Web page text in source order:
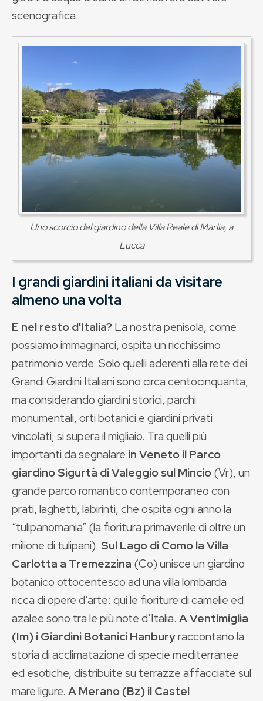
scenografica.
Uno scorcio del giardino della Villa Reale di Marlia, a
Lucca
I grandi giardini italiani da visitare
almeno una volta
E nel resto d'Italia?La nostra penisola, come
possiamo immaginarci, ospita un ricchissimo
patrimonio verde. Solo quelli aderenti alla rete dei
Grandi Giardini Italiani sono circa centocinquanta,
ma considerando giardini storici, parchi
monumentali, orti botanici e giardini privati
vincolati, si supera il migliaio. Tra quelli più
importanti da segnalare in Veneto il Parco
giardino Sigurtà di Valeggio sul Mincio(Vr), un
grande parco romantico contemporaneo con
prati, laghetti, labirinti, che ospita ogni anno la
“tulipanomania” (la fioritura primaverile di oltre un
milione di tulipani). Sul Lago di Como la Villa
Carlotta a Tremezzina (Co) unisce un giardino
botanico ottocentesco ad una villa lombarda
ricca di opere d’arte: qui le fioriture di camelie ed
azalee sono tra le più note d’Italia. A Ventimiglia
(Im) i Giardini Botanici Hanburyraccontano la
storia di acclimatazione di specie mediterranee
ed esotiche, distribuite su terrazze affacciate sul
mare ligure. A Merano (Bz) il Castel